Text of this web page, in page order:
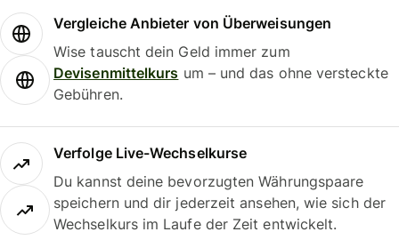
Vergleiche Anbieter von Überweisungen
Wise tauscht dein Geld immer zum
Devisenmittelkurs um – und das ohne versteckte
Gebühren.
Verfolge Live-Wechselkurse
Du kannst deine bevorzugten Währungspaare
speichern und dir jederzeit ansehen, wie sich der
Wechselkurs im Laufe der Zeit entwickelt.